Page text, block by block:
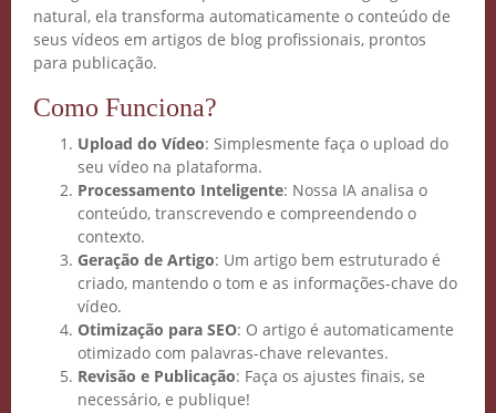
natural, ela transforma automaticamente o conteúdo de
seus vídeos em artigos de blog profissionais, prontos
para publicação.
Como Funciona?
Upload do Vídeo: Simplesmente faça o upload do
seu vídeo na plataforma.
Processamento Inteligente: Nossa IA analisa o
conteúdo, transcrevendo e compreendendo o
contexto.
Geração de Artigo: Um artigo bem estruturado é
criado, mantendo o tom e as informações-chave do
vídeo.
Otimização para SEO: O artigo é automaticamente
otimizado com palavras-chave relevantes.
Revisão e Publicação: Faça os ajustes finais, se
necessário, e publique!